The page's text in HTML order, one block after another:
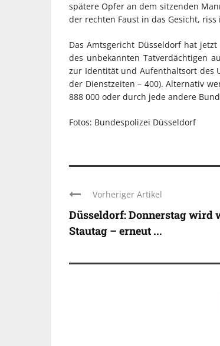
spätere Opfer an dem sitzenden
der rechten Faust in das Gesicht,
Das Amtsgericht Düsseldorf hat
des unbekannten Tatverdächtigen
zur Identität und Aufenthaltsort des
der Dienstzeiten – 400). Alternativ
888 000 oder durch jede andere
Fotos: Bundespolizei Düsseldorf
Vorheriger Artikel
Düsseldorf: Donnerstag wird
Stautag – erneut ...